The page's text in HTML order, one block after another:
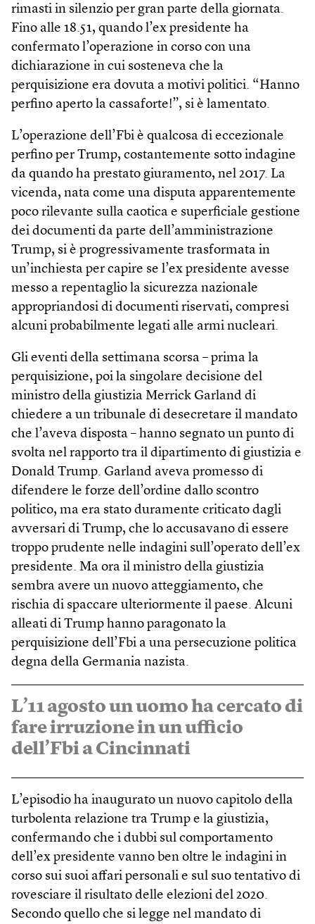
rimasti in silenzio per gran parte della giornata.
Fino alle 18.51, quando l’ex presidente ha
confermato l’operazione in corso con una
dichiarazione in cui sosteneva che la
perquisizione era dovuta a motivi politici. “Hanno
perfino aperto la cassaforte!”, si è lamentato.
L’operazione dell’Fbi è qualcosa di eccezionale
perfino per Trump, costantemente sotto indagine
da quando ha prestato giuramento, nel 2017. La
vicenda, nata come una disputa apparentemente
poco rilevante sulla caotica e superficiale gestione
dei documenti da parte dell’amministrazione
Trump, si è progressivamente trasformata in
un’inchiesta per capire se l’ex presidente avesse
messo a repentaglio la sicurezza nazionale
appropriandosi di documenti riservati, compresi
alcuni probabilmente legati alle armi nucleari.
Gli eventi della settimana scorsa – prima la
perquisizione, poi la singolare decisione del
ministro della giustizia Merrick Garland di
chiedere a un tribunale di desecretare il mandato
che l’aveva disposta – hanno segnato un punto di
svolta nel rapporto tra il dipartimento di giustizia e
Donald Trump. Garland aveva promesso di
difendere le forze dell’ordine dallo scontro
politico, ma era stato duramente criticato dagli
avversari di Trump, che lo accusavano di essere
troppo prudente nelle indagini sull’operato dell’ex
presidente. Ma ora il ministro della giustizia
sembra avere un nuovo atteggiamento, che
rischia di spaccare ulteriormente il paese. Alcuni
alleati di Trump hanno paragonato la
perquisizione dell’Fbi a una persecuzione politica
degna della Germania nazista.
L’11 agosto un uomo ha cercato di
fare irruzione in un ufficio
dell’Fbi a Cincinnati
L’episodio ha inaugurato un nuovo capitolo della
turbolenta relazione tra Trump e la giustizia,
confermando che i dubbi sul comportamento
dell’ex presidente vanno ben oltre le indagini in
corso sui suoi affari personali e sul suo tentativo di
rovesciare il risultato delle elezioni del 2020.
Secondo quello che si legge nel mandato di